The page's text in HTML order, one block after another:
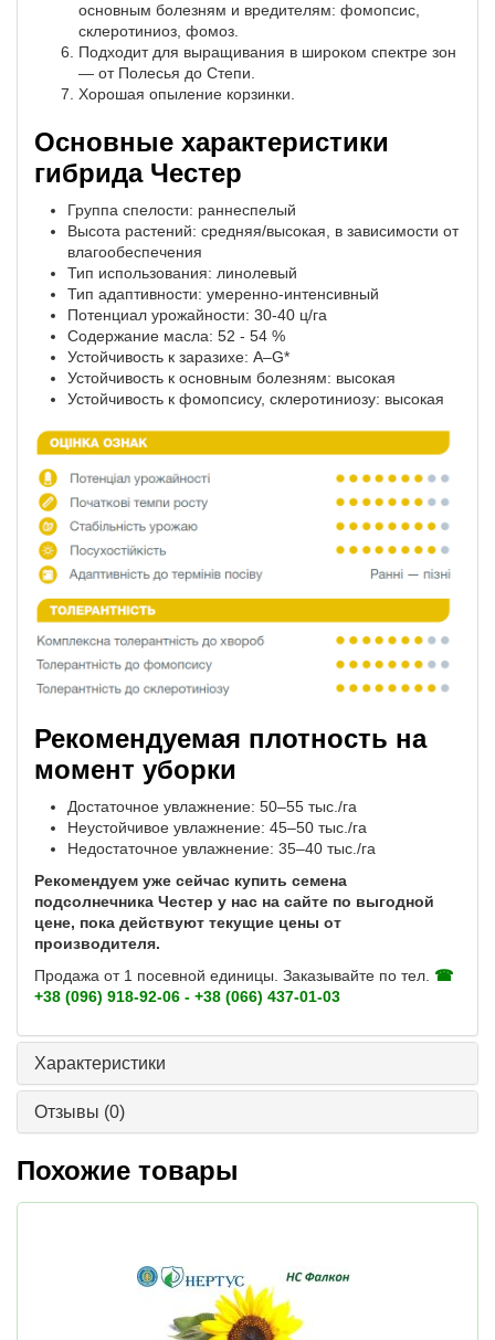
основным болезням и вредителям: фомопсис,
склеротиниоз, фомоз.
Подходит для выращивания в широком спектре зон
— от Полесья до Степи.
Хорошая опыление корзинки.
Основные характеристики
гибрида Честер
Группа спелости: раннеспелый
Высота растений: средняя/высокая, в зависимости от
влагообеспечения
Тип использования: линолевый
Тип адаптивности: умеренно-интенсивный
Потенциал урожайности: 30-40 ц/га
Содержание масла: 52 - 54 %
Устойчивость к заразихе: A–G*
Устойчивость к основным болезням: высокая
Устойчивость к фомопсису, склеротиниозу: высокая
Рекомендуемая плотность на
момент уборки
Достаточное увлажнение: 50–55 тыс./га
Неустойчивое увлажнение: 45–50 тыс./га
Недостаточное увлажнение: 35–40 тыс./га
Рекомендуем уже сейчас купить семена
подсолнечника Честер у нас на сайте по выгодной
цене, пока действуют текущие цены от
производителя.
Продажа от 1 посевной единицы. Заказывайте по тел. ☎
+38 (096) 918-92-06 - +38 (066) 437-01-03
Характеристики
Отзывы (0)
Похожие товары